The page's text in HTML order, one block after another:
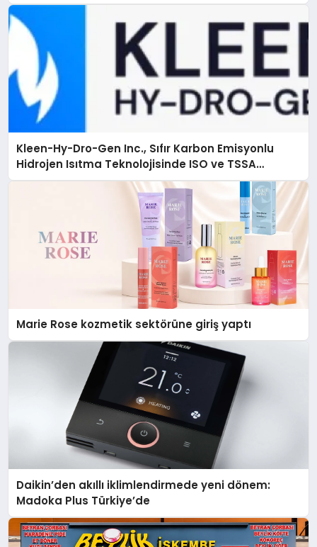
Kleen-Hy-Dro-Gen Inc., Sıfır Karbon Emisyonlu
Hidrojen Isıtma Teknolojisinde ISO ve TSSA
Düzenleyici Onaylarını Aldı
Marie Rose kozmetik sektörüne giriş yaptı
Daikin’den akıllı iklimlendirmede yeni dönem:
Madoka Plus Türkiye’de